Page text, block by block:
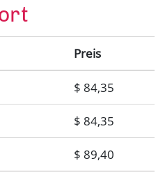
Preis
$ 84,35
$ 84,35
$ 89,40